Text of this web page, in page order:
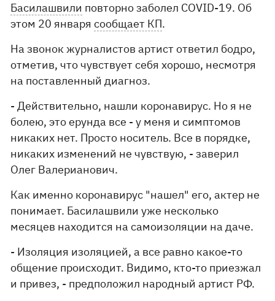
Басилашвили повторно заболел COVID-19. Об
этом 20 январясообщает КП.
На звонок журналистов артист ответил бодро,
отметив, что чувствует себя хорошо, несмотря
на поставленный диагноз.
- Действительно, нашли коронавирус. Но я не
болею, это ерунда все - у меня и симптомов
никаких нет. Просто носитель. Все в порядке,
никаких изменений не чувствую, - заверил
Олег Валерианович.
Как именно коронавирус "нашел" его, актер не
понимает. Басилашвили уже несколько
месяцев находится на самоизоляции на даче.
- Изоляция изоляцией, а все равно какое-то
общение происходит. Видимо, кто-то приезжал
и привез, - предположил народный артист РФ.